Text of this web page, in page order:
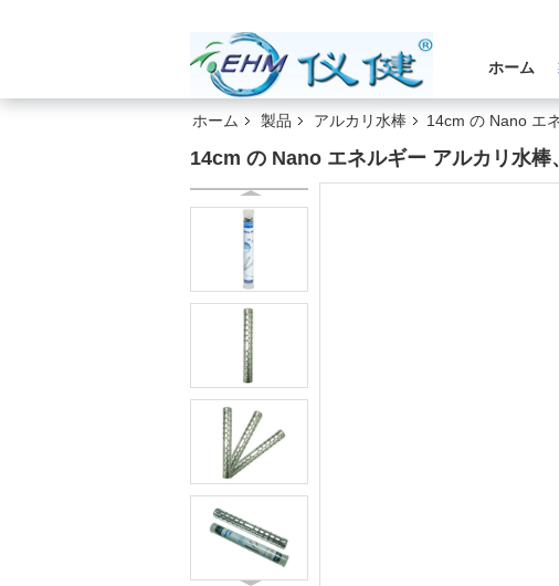
ホーム
ホーム 製品 アルカリ水棒 14cm の Nano エ
14cm の Nano エネルギー アルカリ水棒